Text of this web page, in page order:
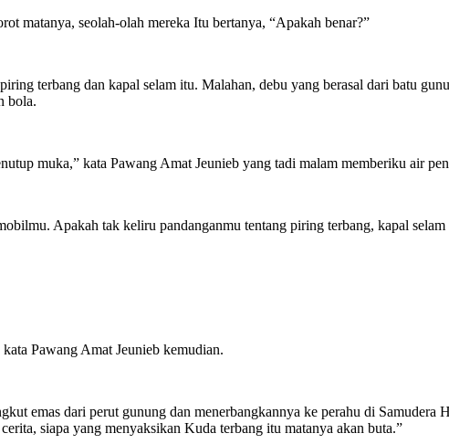
matanya, seolah-olah mereka Itu bertanya, “Apakah benar?”
terbang dan kapal selam itu. Malahan, debu yang berasal dari batu
bola.
muka,” kata Pawang Amat Jeunieb yang tadi malam memberiku air
Apakah tak keliru pandanganmu tentang piring terbang, kapal
Pawang Amat Jeunieb kemudian.
emas dari perut gunung dan menerbangkannya ke perahu di
siapa yang menyaksikan Kuda terbang itu matanya akan buta.”